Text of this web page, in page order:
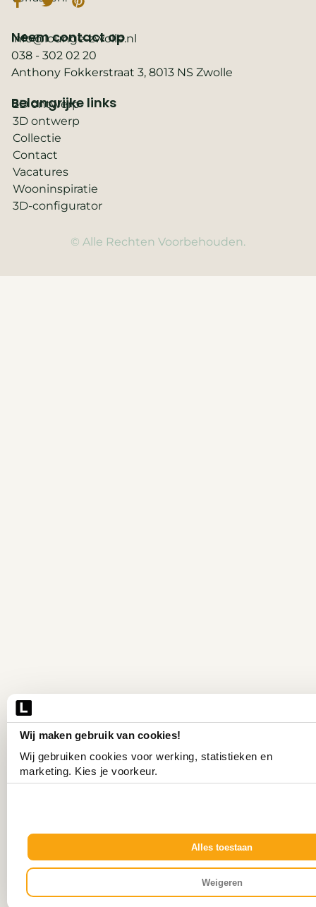
Wij maken gebruik van cookies!
Wij gebruiken cookies voor werking, statistieken en
marketing. Kies je voorkeur.
Alles toestaan
Weigeren
Belangrijke links
2D ontwerp
3D ontwerp
Collectie
Contact
Vacatures
Wooninspiratie
3D-configurator
Neem contact op
info@lounge-zwolle.nl
038 - 302 02 20
Anthony Fokkerstraat 3, 8013 NS Zwolle
© Alle Rechten Voorbehouden.